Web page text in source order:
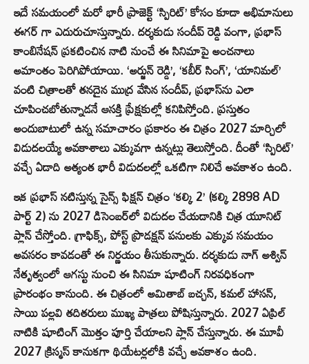
ఇదే సమయంలో మరో భారీ ప్రాజెక్ట్ ‘స్పిరిట్’ కోసం కూడా అభిమానులు
ఈగర్ గా ఎదురుచూస్తున్నారు. దర్శకుడు సందీప్ రెడ్డి వంగా, ప్రభాస్
కాంబినేషన్ ప్రకటించిన నాటి నుంచే ఈ సినిమాపై అంచనాలు
అమాంతం పెరిగిపోయాయి. ‘అర్జున్ రెడ్డి’, ‘కబీర్ సింగ్’, ‘యానిమల్’
వంటి చిత్రాలతో తనదైన ముద్ర వేసిన సందీప్, ప్రభాస్‌ను ఎలా
చూపించబోతున్నాడనే ఆసక్తి ప్రేక్షకుల్లో కనిపిస్తోంది. ప్రస్తుతం
అందుబాటులో ఉన్న సమాచారం ప్రకారం ఈ చిత్రం 2027 మార్చిలో
విడుదలయ్యే అవకాశాలు ఎక్కువగా ఉన్నట్లు తెలుస్తోంది. దీంతో ‘స్పిరిట్’
వచ్చే ఏడాది అత్యంత భారీ విడుదలల్లో ఒకటిగా నిలిచే అవకాశం ఉంది.
ఇక ప్రభాస్ నటిస్తున్న సైన్స్ ఫిక్షన్ చిత్రం ‘కల్కి 2’ (కల్కి 2898 AD
పార్ట్ 2) ను 2027 డిసెంబర్‌లో విడుదల చేయడానికి చిత్ర యూనిట్
ప్లాన్ చేస్తోంది. గ్రాఫిక్స్, పోస్ట్ ప్రొడక్షన్ పనులకు ఎక్కువ సమయం
అవసరం కావడంతో ఈ నిర్ణయం తీసుకున్నారు. దర్శకుడు నాగ్ అశ్విన్
నేతృత్వంలో ఆగస్టు నుంచి ఈ సినిమా షూటింగ్ నిరవధికంగా
ప్రారంభం కానుంది. ఈ చిత్రంలో అమితాబ్ బచ్చన్, కమల్ హాసన్,
సాయి పల్లవి తదితరులు ముఖ్య పాత్రలు పోషిస్తున్నారు. 2027 ఏప్రిల్
నాటికి షూటింగ్ మొత్తం పూర్తి చేయాలని ప్లాన్ చేస్తున్నారు. ఈ మూవీ
2027 క్రిస్మస్ కానుకగా థియేటర్లలోకి వచ్చే అవకాశం ఉంది.